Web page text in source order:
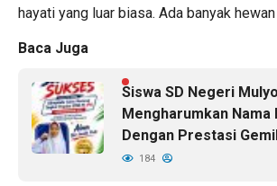
hayati yang luar biasa. Ada banyak
Baca Juga
Siswa SD Negeri
Mengharumkan
Dengan Prestasi
184